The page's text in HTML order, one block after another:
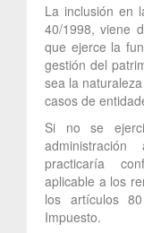
La inclusión en
40/1998, viene
que ejerce la
gestión del
sea la
casos de
Si no se
practicaría
aplicable a los
los artículos
Impuesto.